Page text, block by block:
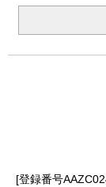
登録番号